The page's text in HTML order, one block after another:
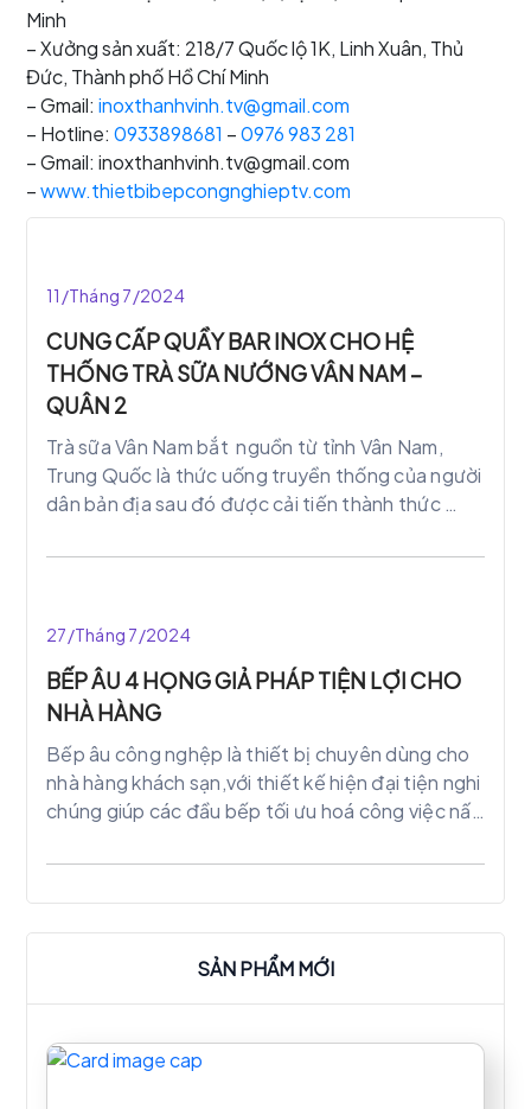
Minh
– Xưởng sản xuất: 218/7 Quốc lộ 1K, Linh Xuân, Thủ
Đức, Thành phố Hồ Chí Minh
– Gmail: inoxthanhvinh.tv@gmail.com
– Hotline: 0933898681 –0976 983 281
– Gmail: inoxthanhvinh.tv@gmail.com
–www.thietbibepcongnghieptv.com
11/Tháng 7/2024
CUNG CẤP QUẦY BAR INOX CHO HỆ
THỐNG TRÀ SỮA NƯỚNG VÂN NAM –
QUÂN 2
Trà sữa Vân Nam bắt nguồn từ tỉnh Vân Nam,
Trung Quốc là thức uống truyền thống của người
dân bản địa sau đó được cải tiến thành thức
Quán trà sữa nằm ở 6/2 Nguyễn Tuyển , Phường
27/Tháng 7/2024
BẾP ÂU 4 HỌNG GIẢ PHÁP TIỆN LỢI CHO
NHÀ HÀNG
Bếp âu công nghệp là thiết bị chuyên dùng cho
nhà hàng khách sạn,với thiết kế hiện đại tiện nghi
chúng giúp các đầu bếp tối ưu hoá công việc nấu
SẢN PHẨM MỚI